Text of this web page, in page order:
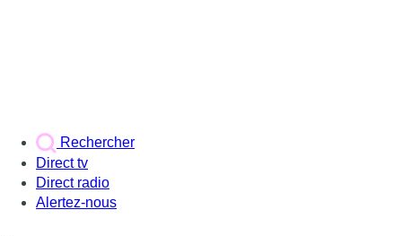
Rechercher
Direct tv
Direct radio
Alertez-nous